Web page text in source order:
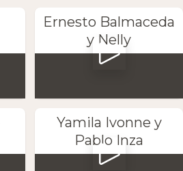
Ernesto Balmaceda
y Nelly
Yamila Ivonne y
Pablo Inza